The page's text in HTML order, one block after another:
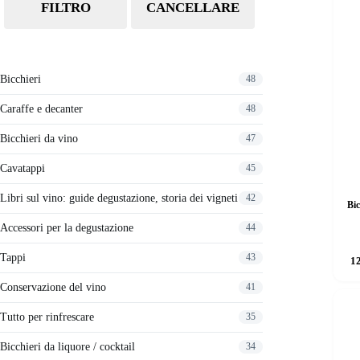
FILTRO CANCELLARE
Bicchieri 48
Caraffe e decanter 48
Bicchieri da vino 47
Cavatappi 45
Libri sul vino: guide degustazione, storia dei vigneti 42
Accessori per la degustazione 44
Tappi 43
Conservazione del vino 41
Tutto per rinfrescare 35
Bicchieri da liquore / cocktail 34